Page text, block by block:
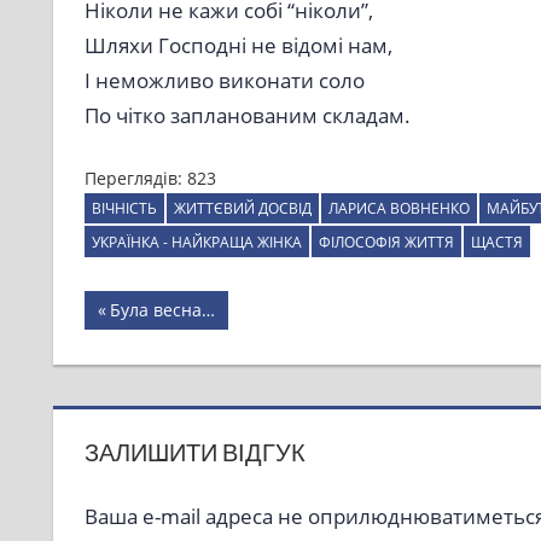
Ніколи не кажи собі “ніколи”,
Шляхи Господні не відомі нам,
І неможливо виконати соло
По чітко запланованим складам.
Переглядів: 823
ВІЧНІСТЬ ЖИТТЄВИЙ ДОСВІД ЛАРИСА ВОВНЕНКО
УКРАЇНКА - НАЙКРАЩА ЖІНКА
ФІЛОСОФІЯ ЖИТТЯ ЩАСТЯ
Навігація
записів
Previous
Post:
Була весна…
ЗАЛИШИТИ ВІДГУК
Ваша e-mail адреса не